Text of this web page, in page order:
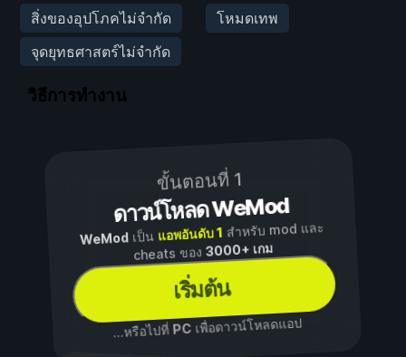
สิ่งของอุปโภคไม่จำกัด
โหมดเทพ
จุดยุทธศาสตร์ไม่จำกัด
วิธีการทำงาน
ขั้นตอนที่ 1
ดาวน์โหลด WeMod
WeModเป็น แอพอันดับ 1 สำหรับ mod และ
cheats ของ3000+ เกม
เริ่มต้น
...หรือไปที่ PCเพื่อดาวน์โหลดแอป